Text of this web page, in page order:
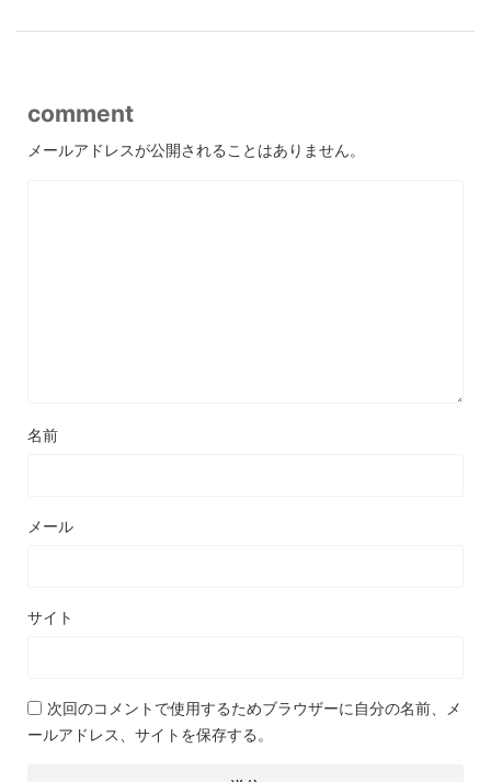
comment
メールアドレスが公開されることはありません。
名前
メール
サイト
次回のコメントで使用するためブラウザーに自分の名前、メ
ールアドレス、サイトを保存する。